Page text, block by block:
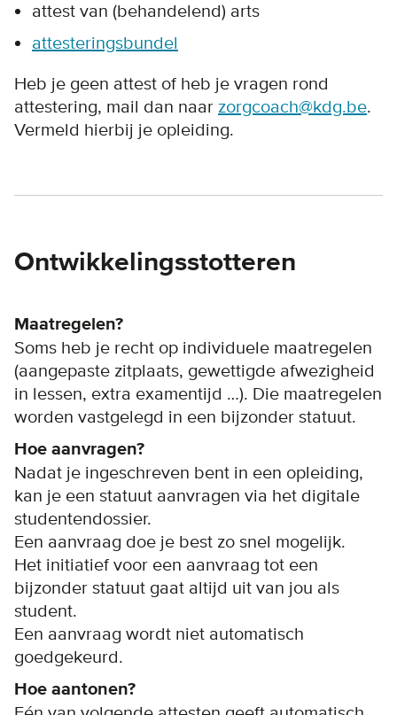
attest van (behandelend) arts
attesteringsbundel
Heb je geen attest of heb je vragen rond
attestering, mail dan naar zorgcoach@kdg.be.
Vermeld hierbij je opleiding.
Ontwikkelingsstotteren
Maatregelen?
Soms heb je recht op individuele maatregelen
(aangepaste zitplaats, gewettigde afwezigheid
in lessen, extra examentijd …). Die maatregelen
worden vastgelegd in een bijzonder statuut.
Hoe aanvragen?
Nadat je ingeschreven bent in een opleiding,
kan je een statuut aanvragen via het digitale
studentendossier.
Een aanvraag doe je best zo snel mogelijk.
Het initiatief voor een aanvraag tot een
bijzonder statuut gaat altijd uit van jou als
student.
Een aanvraag wordt niet automatisch
goedgekeurd.
Hoe aantonen?